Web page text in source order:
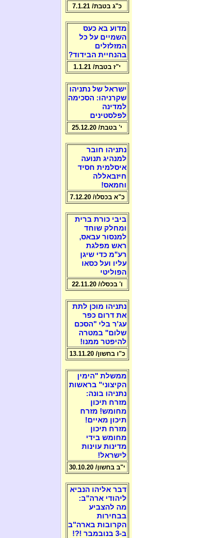
כ"ג בטבת/ 7.1.21
מדוע בא כעס
השמיים על כל
המזלזלים
בהנחיית הבידוד?
י"ז בטבת/ 1.1.21
ישראל של נתניהו
שקרניהו: הסכימה
למדינה
לפלסטינים
י' בטבת/ 25.12.20
נתניהו חובר
למנהיג תנועה
איסלמית חסיד
חיזבאללה
וחמאס!
כ"א בכסלו/ 7.12.20
ביבי כורת ברית
ומחלק שוחד
למנסור עבאס,
ראש מפלגת
רע"מ כדי שיגן
עליו ועל כסאו
הפוליטי
ו' בכסלו/ 22.11.20
נתניהו מוכן לתת
את דרום כפר
עג'ר בלי "הסכם
שלום" במטרה
להיפטר ממנו!
כ"ו בחשון/ 13.11.20
ממשלת "הימין
הקיצוני" בראשות
נתניהו בונה:
מזרח תיכון
מחומש! מזרח
תיכון מאיים!
מזרח תיכון
מחומש בידי
מדינות עוינות
לישראל!
י"ב בחשון/ 30.10.20
דבר אליהו הנביא
ליהודי ארה"ב:
מה להצביע
בבחירות
הקרובות בארה"ב
ב-3 בנובמבר !?!